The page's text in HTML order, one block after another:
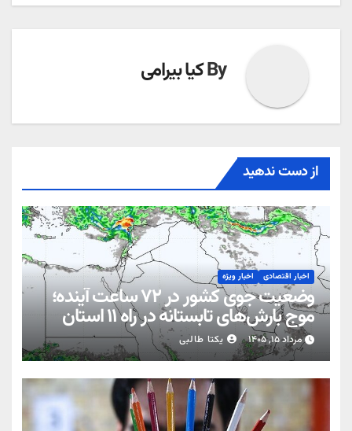
Byکیا بیرامی
از دست ندهید
اخبار اقتصادی اخبار ویژه
وضعیت جوی کشور در ۷۲ ساعت آینده؛
موج بارش‌های تابستانه در راه ۱۱ استان
مرداد ۱۵, ۱۴۰۵ یکتا طالبی